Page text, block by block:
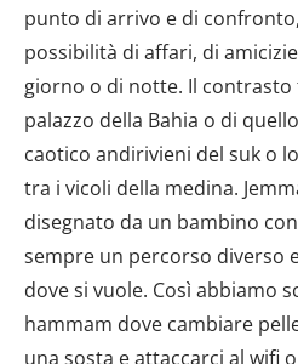
punto di arrivo e di
possibilità di affari, di
giorno o di notte. Il contrasto
palazzo della Bahia o di
caotico andirivieni del suk o
tra i vicoli della medina.
disegnato da un bambino
sempre un percorso diverso
dove si vuole. Così abbiamo
hammam dove cambiare
una sosta e attaccarci al wifi